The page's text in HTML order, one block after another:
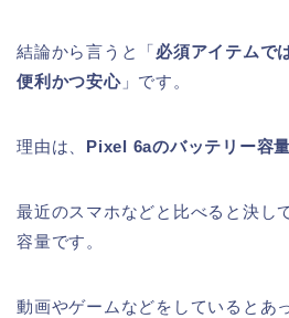
結論から言うと「必須アイテムで
便利かつ安心」です。
理由は、 Pixel 6aのバッテリー容
最近のスマホなどと比べると決し
容量です。
動画やゲームなどをしているとあ